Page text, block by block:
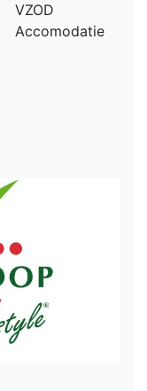
VZOD
Accomodatie